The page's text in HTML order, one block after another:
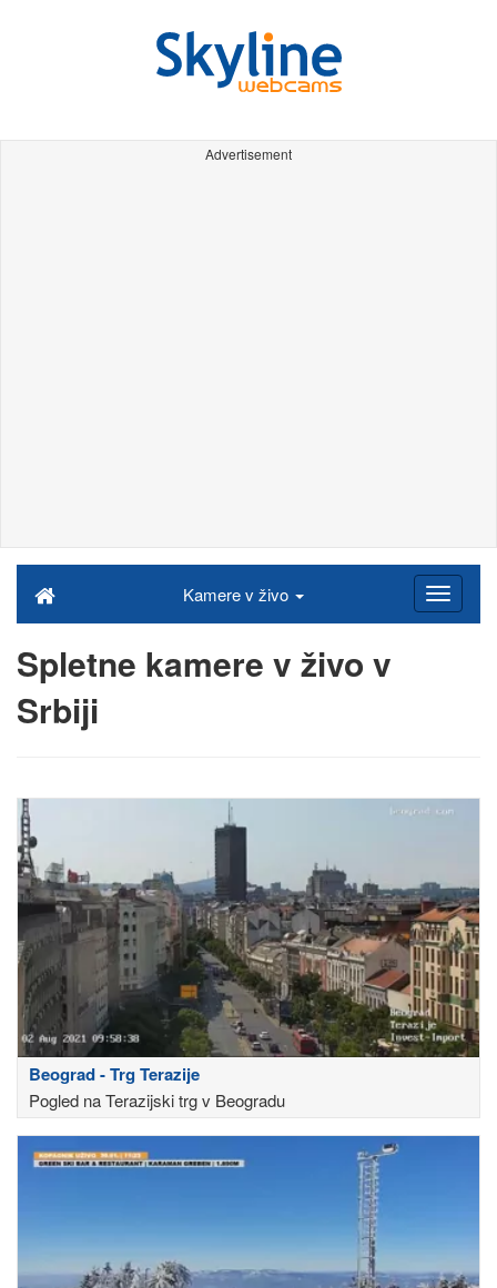
Advertisement
Kamere v živo
Spletne kamere v živo v
Srbiji
Beograd - Trg Terazije
Pogled na Terazijski trg v Beogradu